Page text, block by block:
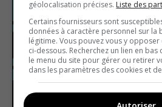
enrichir tes connaissances
Technologies
géolocalisation précises. Liste des
Certains fournisseurs sont
données à caractère personnel sur la
légitime. Vous pouvez vous y
ci-dessous. Recherchez un lien en
le menu du site pour gérer ou retirer
dans les paramètres des cookies et